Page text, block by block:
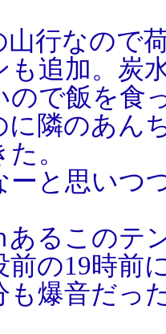
山行なので
も追加。炭
ので飯を食
に隣のあん
。
ーと思いつ
あるこのテ
前の19時前
も爆音だっ